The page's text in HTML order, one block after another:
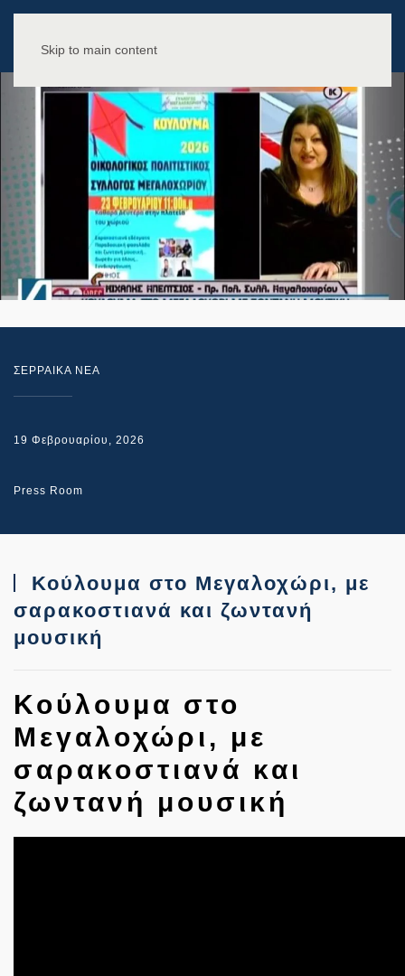
Skip to main content
ΣΕΡΡΑΙΚΑ ΝΕΑ
19 Φεβρουαρίου, 2026
Press Room
Κούλουμα στο Μεγαλοχώρι, με
σαρακοστιανά και ζωντανή
μουσική
Κούλουμα στο
Μεγαλοχώρι, με
σαρακοστιανά και
ζωντανή μουσική